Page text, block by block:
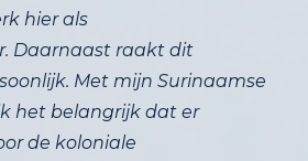
hier als
Daarnaast raakt dit
Met mijn Surinaamse
het belangrijk dat er
de koloniale